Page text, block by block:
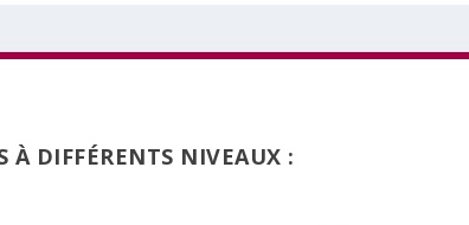
À DIFFÉRENTS NIVEAUX :